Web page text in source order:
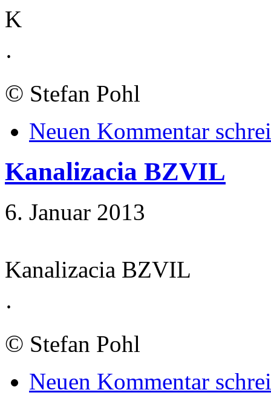
K
·
© Stefan Pohl
Neuen Kommentar
Kanalizacia BZVIL
6. Januar 2013
Kanalizacia BZVIL
·
© Stefan Pohl
Neuen Kommentar